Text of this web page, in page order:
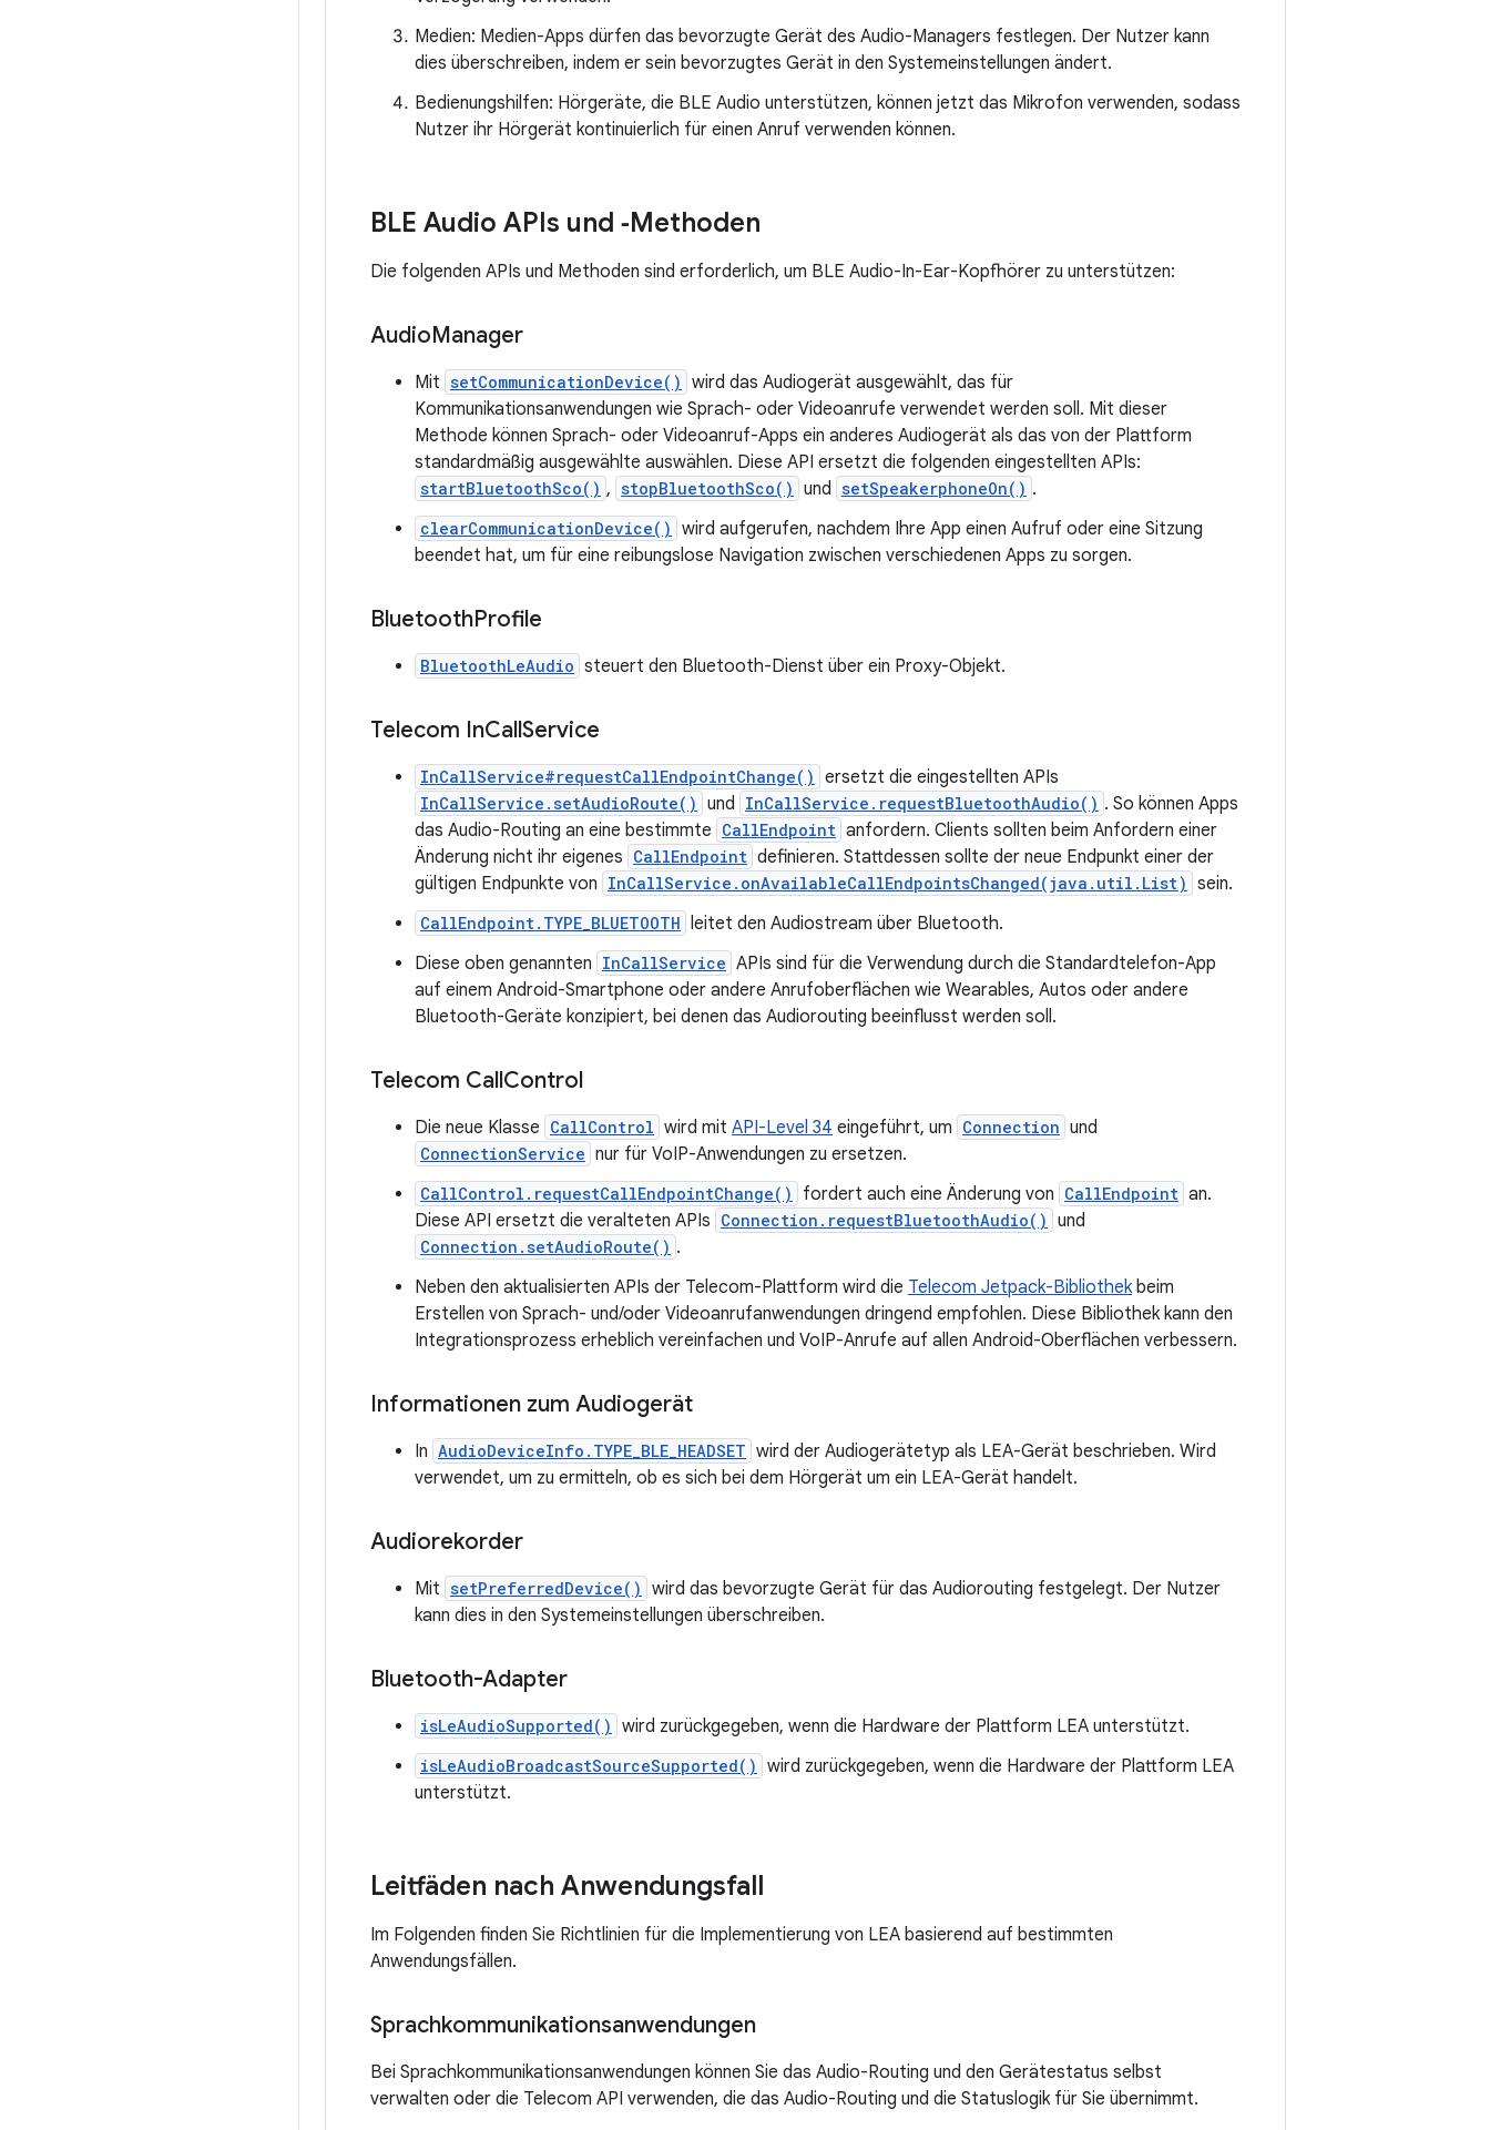
Medien: Medien-Apps dürfen das bevorzugte Gerät des Audio-Managers festlegen. Der Nutzer kann
dies überschreiben, indem er sein bevorzugtes Gerät in den Systemeinstellungen ändert.
Bedienungshilfen: Hörgeräte, die BLE Audio unterstützen, können jetzt das Mikrofon verwenden, sodass
Nutzer ihr Hörgerät kontinuierlich für einen Anruf verwenden können.
BLE Audio APIs und ‑Methoden
Die folgenden APIs und Methoden sind erforderlich, um BLE Audio-In-Ear-Kopfhörer zu unterstützen:
AudioManager
Mit setCommunicationDevice() wird das Audiogerät ausgewählt, das für
Kommunikationsanwendungen wie Sprach- oder Videoanrufe verwendet werden soll. Mit dieser
Methode können Sprach- oder Videoanruf-Apps ein anderes Audiogerät als das von der Plattform
standardmäßig ausgewählte auswählen. Diese API ersetzt die folgenden eingestellten APIs:
startBluetoothSco() , stopBluetoothSco() und setSpeakerphoneOn() .
clearCommunicationDevice() wird aufgerufen, nachdem Ihre App einen Aufruf oder eine Sitzung
beendet hat, um für eine reibungslose Navigation zwischen verschiedenen Apps zu sorgen.
BluetoothProfile
BluetoothLeAudio steuert den Bluetooth-Dienst über ein Proxy-Objekt.
Telecom InCallService
InCallService#requestCallEndpointChange() ersetzt die eingestellten APIs
InCallService.setAudioRoute() und InCallService.requestBluetoothAudio() . So können Apps
das Audio-Routing an eine bestimmte CallEndpoint anfordern. Clients sollten beim Anfordern einer
Änderung nicht ihr eigenes CallEndpoint definieren. Stattdessen sollte der neue Endpunkt einer der
gültigen Endpunkte von InCallService.onAvailableCallEndpointsChanged(java.util.List) sein.
CallEndpoint.TYPE_BLUETOOTH leitet den Audiostream über Bluetooth.
Diese oben genannten InCallService APIs sind für die Verwendung durch die Standardtelefon-App
auf einem Android-Smartphone oder andere Anrufoberflächen wie Wearables, Autos oder andere
Bluetooth-Geräte konzipiert, bei denen das Audiorouting beeinflusst werden soll.
Telecom CallControl
Die neue Klasse CallControl wird mit API-Level 34 eingeführt, um Connection und
ConnectionService nur für VoIP-Anwendungen zu ersetzen.
CallControl.requestCallEndpointChange() fordert auch eine Änderung von CallEndpoint an.
Diese API ersetzt die veralteten APIs Connection.requestBluetoothAudio() und
Connection.setAudioRoute() .
Neben den aktualisierten APIs der Telecom-Plattform wird die Telecom Jetpack-Bibliothekbeim
Erstellen von Sprach- und/oder Videoanrufanwendungen dringend empfohlen. Diese Bibliothek kann den
Integrationsprozess erheblich vereinfachen und VoIP-Anrufe auf allen Android-Oberflächen verbessern.
Informationen zum Audiogerät
In AudioDeviceInfo.TYPE_BLE_HEADSET wird der Audiogerätetyp als LEA-Gerät beschrieben. Wird
verwendet, um zu ermitteln, ob es sich bei dem Hörgerät um ein LEA-Gerät handelt.
Audiorekorder
Mit setPreferredDevice() wird das bevorzugte Gerät für das Audiorouting festgelegt. Der Nutzer
kann dies in den Systemeinstellungen überschreiben.
Bluetooth-Adapter
isLeAudioSupported() wird zurückgegeben, wenn die Hardware der Plattform LEA unterstützt.
isLeAudioBroadcastSourceSupported() wird zurückgegeben, wenn die Hardware der Plattform LEA
unterstützt.
Leitfäden nach Anwendungsfall
Im Folgenden finden Sie Richtlinien für die Implementierung von LEA basierend auf bestimmten
Anwendungsfällen.
Sprachkommunikationsanwendungen
Bei Sprachkommunikationsanwendungen können Sie das Audio-Routing und den Gerätestatus selbst
verwalten oder die Telecom API verwenden, die das Audio-Routing und die Statuslogik für Sie übernimmt.